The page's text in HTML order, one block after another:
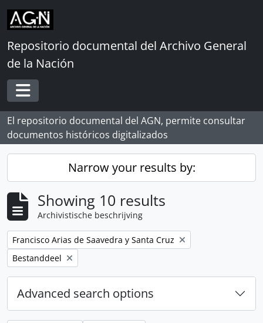
Skip to main content
Repositorio documental del Archivo General
de la Nación
Toggle navigation
El repositorio documental del AGN, permite consultar
documentos históricos digitalizados
Narrow your results by:
Showing 10 results
Archivistische beschrijving
Remove filter:
Francisco Arias de Saavedra y Santa Cruz
Remove filter:
Bestanddeel
Advanced search options